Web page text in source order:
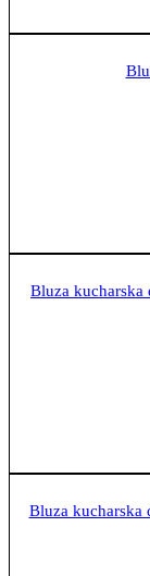
Bluza kucharska
Bluza kucharska